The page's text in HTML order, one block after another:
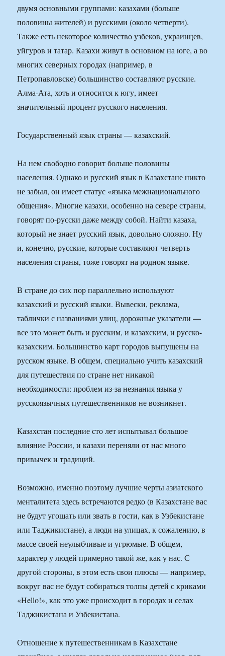
двумя основными группами: казахами (больше
половины жителей) и русскими (около четверти).
Также есть некоторое количество узбеков, украинцев,
уйгуров и татар. Казахи живут в основном на юге, а во
многих северных городах (например, в
Петропавловске) большинство составляют русские.
Алма-Ата, хоть и относится к югу, имеет
значительный процент русского населения.
Государственный язык страны — казахский.
На нем свободно говорит больше половины
населения. Однако и русский язык в Казахстане никто
не забыл, он имеет статус «языка межнационального
общения». Многие казахи, особенно на севере страны,
говорят по-русски даже между собой. Найти казаха,
который не знает русский язык, довольно сложно. Ну
и, конечно, русские, которые составляют четверть
населения страны, тоже говорят на родном языке.
В стране до сих пор параллельно используют
казахский и русский языки. Вывески, реклама,
таблички с названиями улиц, дорожные указатели —
все это может быть и русским, и казахским, и русско-
казахским. Большинство карт городов выпущены на
русском языке. В общем, специально учить казахский
для путешествия по стране нет никакой
необходимости: проблем из-за незнания языка у
русскоязычных путешественников не возникнет.
Казахстан последние сто лет испытывал большое
влияние России, и казахи переняли от нас много
привычек и традиций.
Возможно, именно поэтому лучшие черты азиатского
менталитета здесь встречаются редко (в Казахстане вас
не будут угощать или звать в гости, как в Узбекистане
или Таджикистане), а люди на улицах, к сожалению, в
массе своей неулыбчивые и угрюмые. В общем,
характер у людей примерно такой же, как у нас. С
другой стороны, в этом есть свои плюсы — например,
вокруг вас не будут собираться толпы детей с криками
«Hello!», как это уже происходит в городах и селах
Таджикистана и Узбекистана.
Отношение к путешественникам в Казахстане